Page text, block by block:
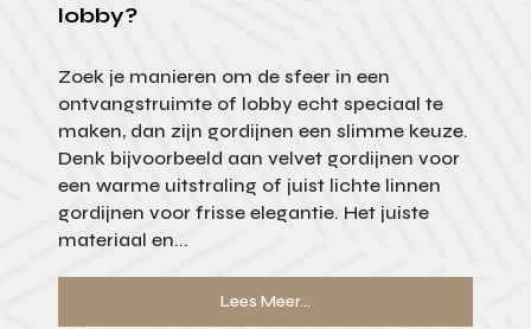
lobby?
Zoek je manieren om de sfeer in een
ontvangstruimte of lobby echt speciaal te
maken, dan zijn gordijnen een slimme keuze.
Denk bijvoorbeeld aan velvet gordijnen voor
een warme uitstraling of juist lichte linnen
gordijnen voor frisse elegantie. Het juiste
materiaal en...
Lees Meer...